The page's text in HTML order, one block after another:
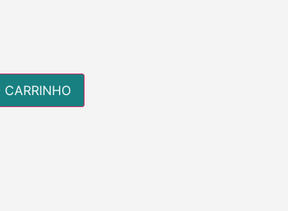
CARRINHO